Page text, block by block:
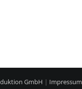
GmbH | Impressum